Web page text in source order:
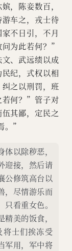
，陈妾数百，
车之，戎士待
不日引，不月
为此若何？”
、武远绩以成
纪，式权以相
之以刑罚，班
何？”管子对
其鄙，定民之
。”
以除秽恶，
迎接，然后请
公修筑高台以
，尽情游乐而
看重女色。
美的饭食，
将士们挨冻受
军用，军中将